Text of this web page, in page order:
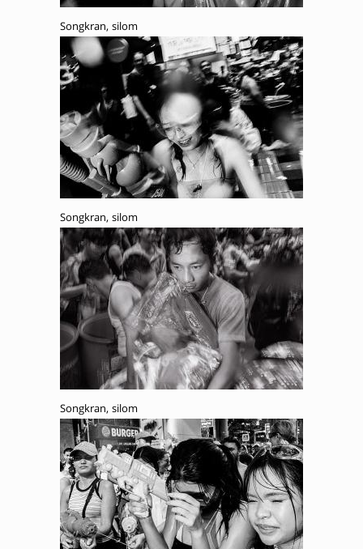
Songkran, silom
Songkran, silom
Songkran, silom